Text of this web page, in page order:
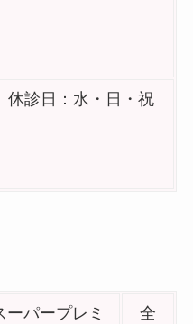
診日：水・日・祝
ーパープレミ
全